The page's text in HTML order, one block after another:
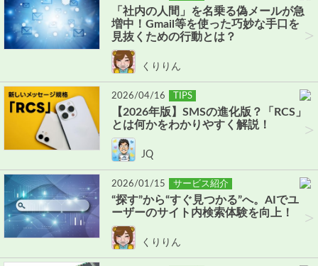
>
「社内の人間」を名乗る偽メールが急
増中！Gmail等を使った巧妙な手口を
見抜くための行動とは？
くりりん
>
2026/04/16 TIPS
【2026年版】SMSの進化版？「RCS」
とは何かをわかりやすく解説！
JQ
>
2026/01/15 サービス紹介
“探す”から“すぐ見つかる”へ。AIでユ
ーザーのサイト内検索体験を向上！
くりりん